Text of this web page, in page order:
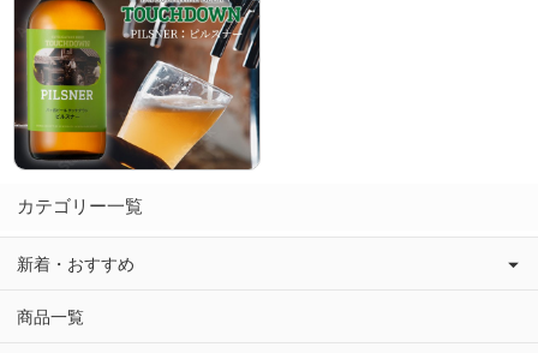
カテゴリー一覧
新着・おすすめ
商品一覧